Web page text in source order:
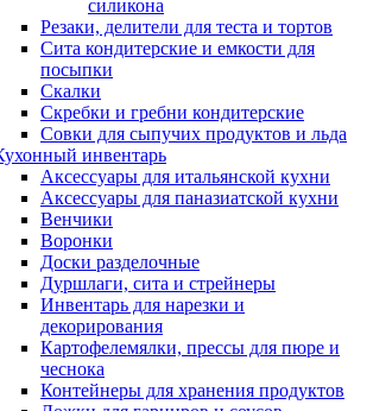
силикона
Резаки, делители для теста и тортов
Сита кондитерские и емкости для
посыпки
Скалки
Скребки и гребни кондитерские
Совки для сыпучих продуктов и льда
инвентарь
Аксессуары для итальянской кухни
Аксессуары для паназиатской кухни
Венчики
Воронки
Доски разделочные
Дуршлаги, сита и стрейнеры
Инвентарь для нарезки и
декорирования
Картофелемялки, прессы для пюре и
чеснока
Контейнеры для хранения продуктов